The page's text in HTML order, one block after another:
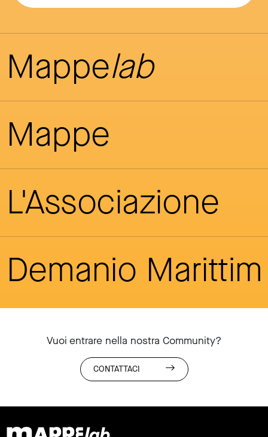
Mappelab
Mappe
L'Associazione
Demanio
Vuoi entrare nella nostra Community?
CONTATTACI